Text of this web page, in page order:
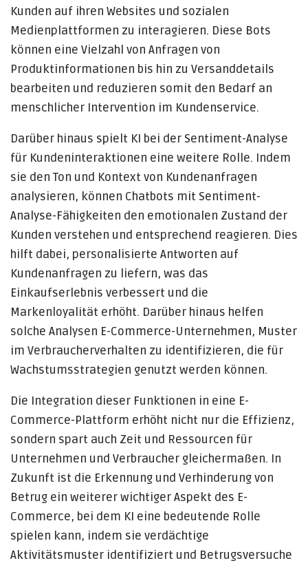
Kunden auf ihren Websites und sozialen
Medienplattformen zu interagieren. Diese Bots
können eine Vielzahl von Anfragen von
Produktinformationen bis hin zu Versanddetails
bearbeiten und reduzieren somit den Bedarf an
menschlicher Intervention im Kundenservice.
Darüber hinaus spielt KI bei der Sentiment-Analyse
für Kundeninteraktionen eine weitere Rolle. Indem
sie den Ton und Kontext von Kundenanfragen
analysieren, können Chatbots mit Sentiment-
Analyse-Fähigkeiten den emotionalen Zustand der
Kunden verstehen und entsprechend reagieren. Dies
hilft dabei, personalisierte Antworten auf
Kundenanfragen zu liefern, was das
Einkaufserlebnis verbessert und die
Markenloyalität erhöht. Darüber hinaus helfen
solche Analysen E-Commerce-Unternehmen, Muster
im Verbraucherverhalten zu identifizieren, die für
Wachstumsstrategien genutzt werden können.
Die Integration dieser Funktionen in eine E-
Commerce-Plattform erhöht nicht nur die Effizienz,
sondern spart auch Zeit und Ressourcen für
Unternehmen und Verbraucher gleichermaßen. In
Zukunft ist die Erkennung und Verhinderung von
Betrug ein weiterer wichtiger Aspekt des E-
Commerce, bei dem KI eine bedeutende Rolle
spielen kann, indem sie verdächtige
Aktivitätsmuster identifiziert und Betrugsversuche